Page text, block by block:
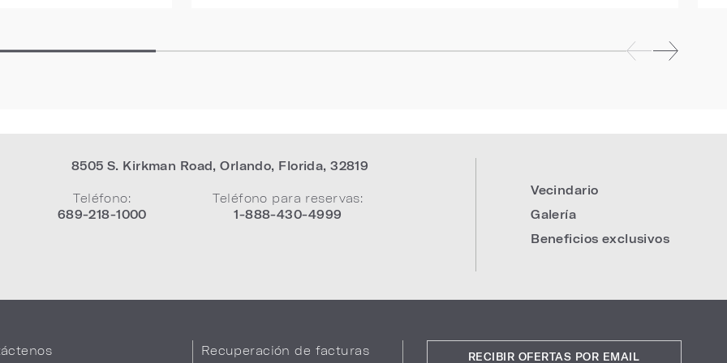
8505 S. Kirkman Road,Orlando, Florida,32819
Teléfono:
689-218-1000
Teléfono para reservas:
1-888-430-4999
Vecindario
Galería
Beneficios exclusivos
Recuperación de facturas RECIBIR OFERTAS POR EMAIL